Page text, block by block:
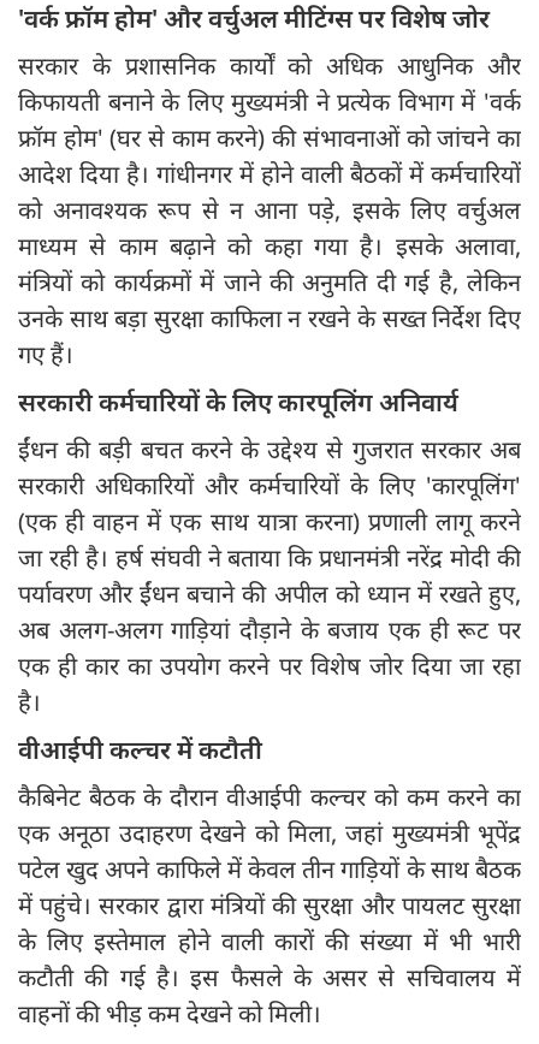
'वर्क फ्रॉम होम' और वर्चुअल मीटिंग्स पर विशेष जोर
सरकार के प्रशासनिक कार्यों को अधिक आधुनिक और
किफायती बनाने के लिए मुख्यमंत्री ने प्रत्येक विभाग में 'वर्क
फ्रॉम होम' (घर से काम करने) की संभावनाओं को जांचने का
आदेश दिया है। गांधीनगर में होने वाली बैठकों में कर्मचारियों
को अनावश्यक रूप से न आना पड़े, इसके लिए वर्चुअल
माध्यम से काम बढ़ाने को कहा गया है। इसके अलावा,
मंत्रियों को कार्यक्रमों में जाने की अनुमति दी गई है, लेकिन
उनके साथ बड़ा सुरक्षा काफिला न रखने के सख्त निर्देश दिए
गए हैं।
सरकारी कर्मचारियों के लिए कारपूलिंग अनिवार्य
ईंधन की बड़ी बचत करने के उद्देश्य से गुजरात सरकार अब
सरकारी अधिकारियों और कर्मचारियों के लिए 'कारपूलिंग'
(एक ही वाहन में एक साथ यात्रा करना) प्रणाली लागू करने
जा रही है। हर्ष संघवी ने बताया कि प्रधानमंत्री नरेंद्र मोदी की
पर्यावरण और ईंधन बचाने की अपील को ध्यान में रखते हुए,
अब अलग-अलग गाड़ियां दौड़ाने के बजाय एक ही रूट पर
एक ही कार का उपयोग करने पर विशेष जोर दिया जा रहा
है।
वीआईपी कल्चर में कटौती
कैबिनेट बैठक के दौरान वीआईपी कल्चर को कम करने का
एक अनूठा उदाहरण देखने को मिला, जहां मुख्यमंत्री भूपेंद्र
पटेल खुद अपने काफिले में केवल तीन गाड़ियों के साथ बैठक
में पहुंचे। सरकार द्वारा मंत्रियों की सुरक्षा और पायलट सुरक्षा
के लिए इस्तेमाल होने वाली कारों की संख्या में भी भारी
कटौती की गई है। इस फैसले के असर से सचिवालय में
वाहनों की भीड़ कम देखने को मिली।